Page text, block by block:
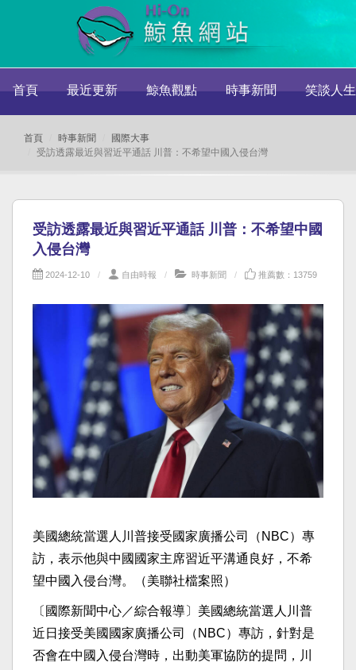
首頁 最近更新 鯨魚觀點 時事新聞 笑談人生
首頁 時事新聞
國際大事
受訪透露最近與習近平通話 川普：不希望中國入侵台灣
受訪透露最近與習近平通話 川普：不希望中國
入侵台灣
2024-12-10 自由時報 時事新聞 推薦數：13759
美國總統當選人川普接受國家廣播公司（NBC）專
訪，表示他與中國國家主席習近平溝通良好，不希
望中國入侵台灣。（美聯社檔案照）
〔國際新聞中心／綜合報導〕美國總統當選人川普
近日接受美國國家廣播公司（NBC）專訪，針對是
否會在中國入侵台灣時，出動美軍協防的提問，川